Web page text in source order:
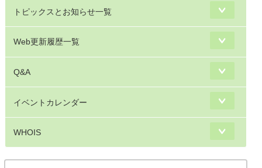
トピックスとお知らせ一覧
Web更新履歴一覧
Q&A
イベントカレンダー
WHOIS